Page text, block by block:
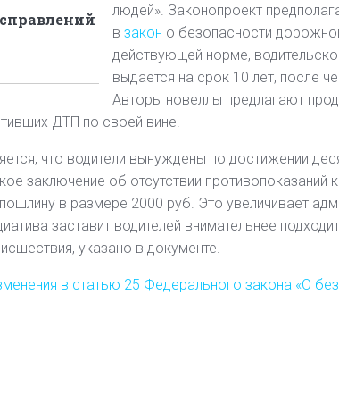
людей». Законопроект
в закон о безопасности
действующей норме,
выдается на срок 10 лет, после
Авторы новеллы предлагают
ДТП по своей вине.
что водители вынуждены по достижении
заключение об отсутствии противопоказаний
в размере 2000 руб. Это увеличивает
заставит водителей внимательнее
указано в документе.
в статью 25 Федерального закона «О